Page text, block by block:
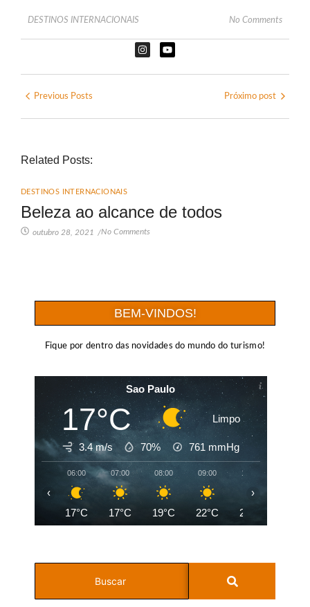
DESTINOS INTERNACIONAIS No Comments
Previous Posts Próximo post
Related Posts:
DESTINOS INTERNACIONAIS
Beleza ao alcance de todos
outubro 28, 2021 /No Comments
BEM-VINDOS!
Fique por dentro das novidades do mundo do turismo!
Sao Paulo
17°C Limpo
3.4 m/s 70% 761 mmHg
06:00
17°C
07:00
17°C
08:00
19°C
09:00
22°C
10:00
24°C
‹ ›